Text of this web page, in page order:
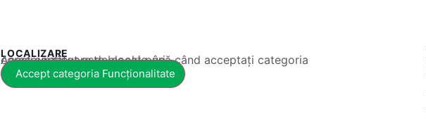
LOCALIZARE
Acest conținut este blocat până când acceptați categoria corespunzătoare de cookie-uri.
Accept categoria Funcționalitate